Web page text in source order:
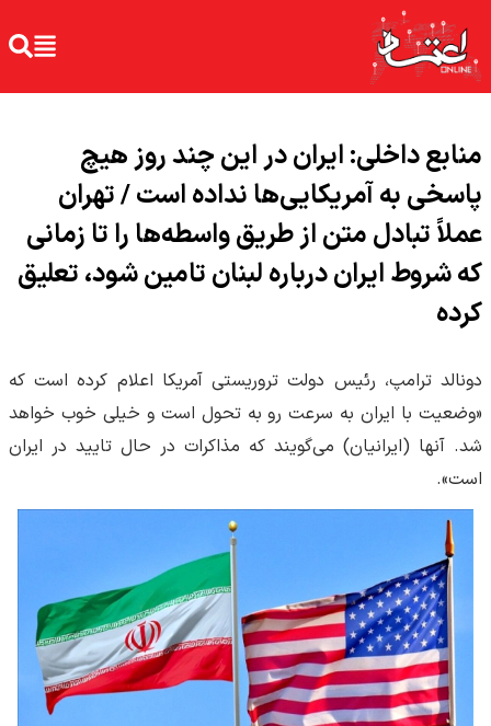
منابع داخلی: ایران در این چند روز هیچ
پاسخی به آمریکایی‌ها نداده است / تهران
عملاً تبادل متن از طریق واسطه‌ها را تا زمانی
که شروط ایران درباره لبنان تامین شود، تعلیق
کرده
دونالد ترامپ، رئیس دولت تروریستی آمریکا اعلام کرده است که
«وضعیت با ایران به سرعت رو به تحول است و خیلی خوب خواهد
شد. آنها (ایرانیان) می‌گویند که مذاکرات در حال تایید در ایران
است».